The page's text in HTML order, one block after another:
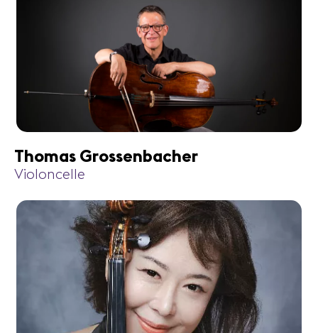
Thomas Grossenbacher
Violoncelle